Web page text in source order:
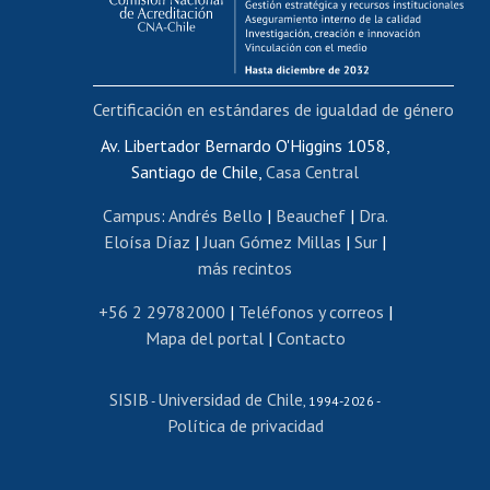
Funcionarias/os
Cursos internos de capacitación
Bienestar del personal
Portal de movilidad interna
Certificado de renta
Certificado de renta honorarios
Editar páginas blancas
Extranjeras/os
Revalidación y reconocimiento de títulos
Postulación al Programa de Movilidad Estudiantil
Cursos de español
Av. Libertador Bernardo O'Higgins 1058,
Santiago de Chile, Casa Central
Campus: Andrés Bello | Beauchef| Dra.
Eloísa Díaz |Juan Gómez Millas | Sur |
más recintos
+56 2 29782000 | Teléfonos y correos |
Mapa del portal| Contacto
SISIB - Universidad de Chile, 1994-2026 -
Política de privacidad
Certificación en estándares de igualdad de género